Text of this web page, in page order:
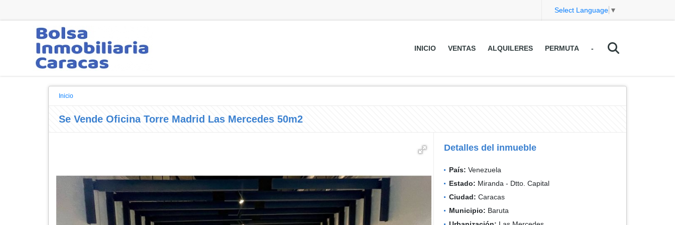
Select Language ▼
INICIO VENTAS ALQUILERES PERMUTA -
Inicio
Se Vende Oficina Torre Madrid Las Mercedes 50m2
Detalles del inmueble
País: Venezuela
Estado: Miranda - Dtto. Capital
Ciudad: Caracas
Municipio: Baruta